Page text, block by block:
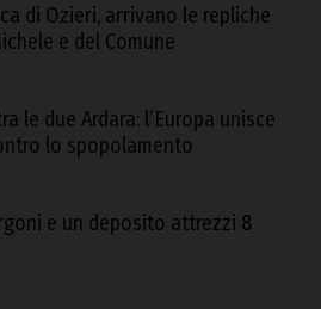
di Ozieri, arrivano le repliche
e del Comune
le due Ardara: l’Europa unisce
lo spopolamento
e un deposito attrezzi 8